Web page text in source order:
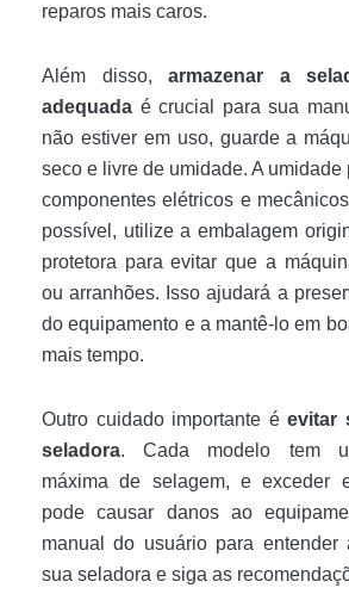
reparos mais caros.
Além disso, armazenar a
adequada é crucial para sua
não estiver em uso, guarde a
seco e livre de umidade. A
componentes elétricos e
possível, utilize a embalagem
protetora para evitar que a
ou arranhões. Isso ajudará a
do equipamento e a mantê-lo em
mais tempo.
Outro cuidado importante é evitar
seladora. Cada modelo tem
máxima de selagem, e exceder
pode causar danos ao
manual do usuário para entender
sua seladora e siga as